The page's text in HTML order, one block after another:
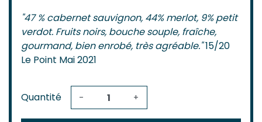
"47 % cabernet sauvignon, 44% merlot, 9% petit
verdot. Fruits noirs, bouche souple, fraîche,
gourmand, bien enrobé, très agréable."15/20
Le Point Mai 2021
Quantité - +